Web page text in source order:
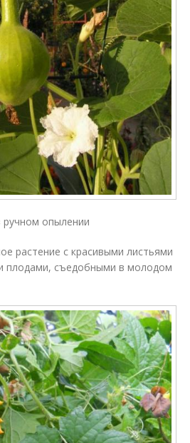
ручном опылении
растение с красивыми листьями
плодами, съедобными в молодом